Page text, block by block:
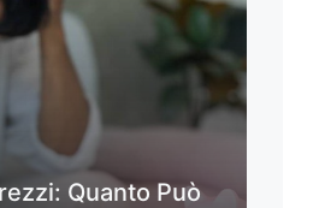
Quanto Può